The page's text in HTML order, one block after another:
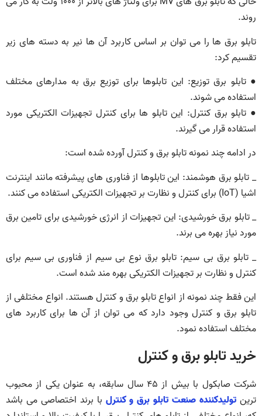
روند.
تابلو برق ها را می توان بر اساس کاربرد آن ها نیر به دسته های زیر
تقسیم کرد:
● تابلو برق توزیع: این تابلوها برای توزیع برق به مدارهای مختلف
استفاده می شوند.
● تابلو برق کنترل: این تابلو ها برای کنترل تجهیزات الکتریکی مورد
استفاده قرار می گیرند.
در ادامه چند نمونه تابلو برق و کنترل آورده شده است:
_ تابلو برق هوشمند: این تابلوها از فناوری های پیشرفته مانند اینترنت
اشیا (IoT) برای کنترل و نظارت بر تجهیزات الکتریکی استفاده می کنند.
_ تابلو برق خورشیدی: این تجهیزات از انرژی خورشیدی برای تامین برق
مورد نیاز بهره می برند.
_ تابلو برق بی سیم: تابلو برق نوع بی سیم از فناوری بی سیم برای
کنترل و نظارت بر تجهیزات الکتریکی بهره مند شده است.
این فقط چند نمونه از انواع تابلو برق و کنترل هستند. انواع مختلفی از
تابلو برق و کنترل وجود دارد که می توان از آن ها برای کاربرد های
مختلف استفاده نمود.
خرید تابلو برق و کنترل
شرکت صابکول با بیش از ۴۵ سال سابقه، به عنوان یکی از محبوب
ترینتولیدکننده صنعت تابلو برق و کنترل با برند اختصاصی می باشد